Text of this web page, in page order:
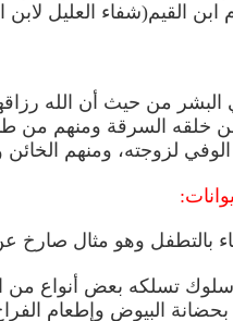
القيم(شفاء العليل لابن
البشر من حيث أن الله
خلقه السرقة ومنهم من
لزوجته، ومنهم الخائن
بالتطفل وهو مثال صارخ
تسلكه بعض أنواع من
البيوض وإطعام